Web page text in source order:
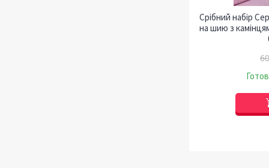
Срібний набір
на шию з